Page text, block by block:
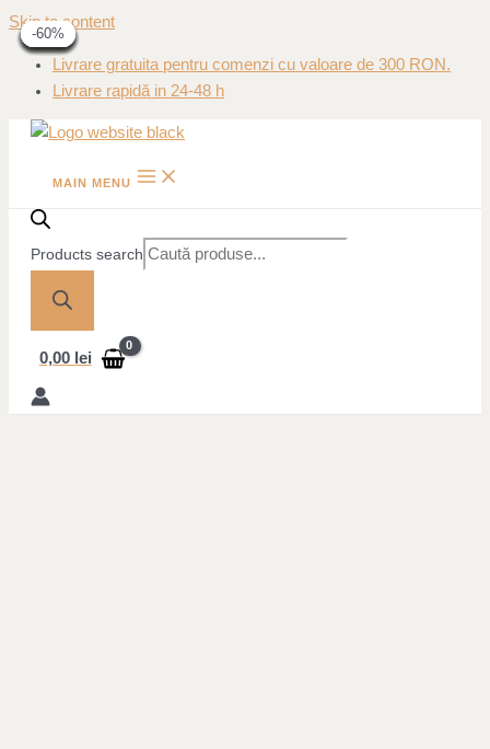
Skip to content
Livrare gratuita pentru comenzi cu valoare de 300 RON.
Livrare rapidă in 24-48 h
MAIN MENU
Products search
0,00 lei
-41%
-10%
-10%
-31%
-31%
-25%
-25%
-40%
-40%
-60%
-60%